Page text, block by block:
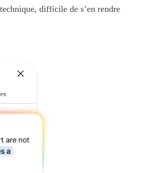
difficile de s’en rendre